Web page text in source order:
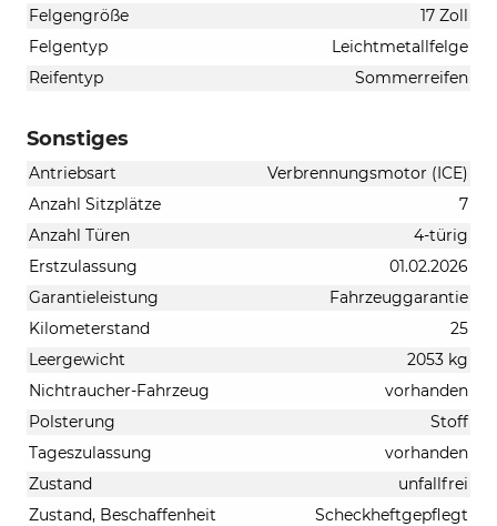
Felgengröße
17 Zoll
Felgentyp
Leichtmetallfelge
Reifentyp
Sommerreifen
Sonstiges
Antriebsart
Verbrennungsmotor (ICE)
Anzahl Sitzplätze
7
Anzahl Türen
4-türig
Erstzulassung
01.02.2026
Garantieleistung
Fahrzeuggarantie
Kilometerstand
25
Leergewicht
2053 kg
Nichtraucher-Fahrzeug
vorhanden
Polsterung
Stoff
Tageszulassung
vorhanden
Zustand
unfallfrei
Zustand, Beschaffenheit
Scheckheftgepflegt